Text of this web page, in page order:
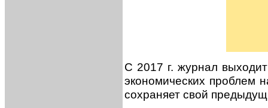
С 2017 г. журнал
экономических
сохраняет свой